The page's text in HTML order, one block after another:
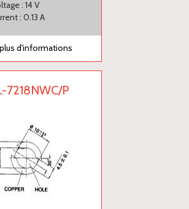
: 14 V
: 0.13 A
d'informations
7218NWC/P